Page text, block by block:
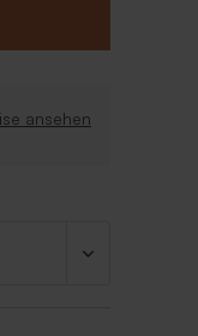
von
ansehen